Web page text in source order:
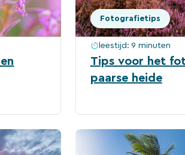
Fotografietips
leestijd: 9 minuten
Tips voor het
paarse heide